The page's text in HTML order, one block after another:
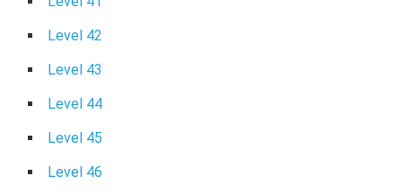
Level 42
Level 43
Level 44
Level 45
Level 46